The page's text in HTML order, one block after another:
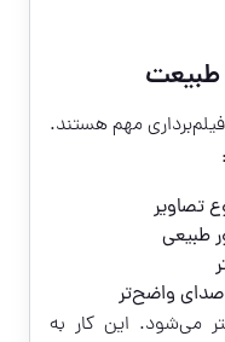
طبیعت
مهم هستند.
تصاویر
طبیعی
صدای واضح‌تر
می‌شود. این کار به